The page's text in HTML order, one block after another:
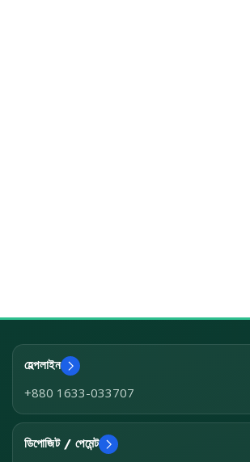
হেল্পলাইন
+880 1633-033707
ডিপোজিট / পেমেন্ট